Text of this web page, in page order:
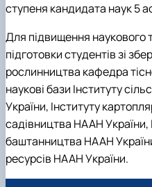
ступеня кандидата наук 5
Для підвищення наукового
підготовки студентів зі
рослинництва кафедра
наукові бази Інституту
України, Інституту
садівництва НААН України,
баштанництва НААН
ресурсів НААН України.